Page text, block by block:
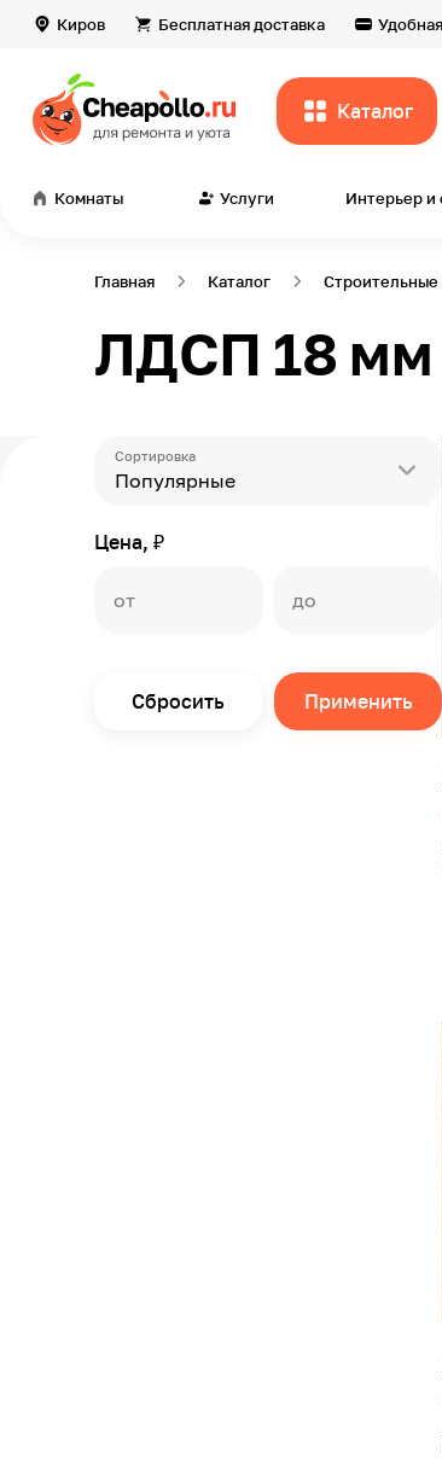
Киров Бесплатная доставка
Каталог
Комнаты Услуги Интерьер и
Главная Каталог
ЛДСП 18 мм
Сортировка
Популярные
Цена, ₽
Сбросить Применить